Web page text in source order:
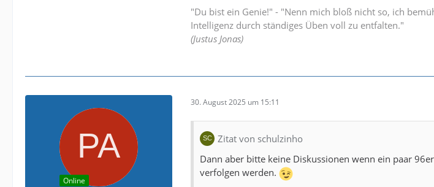
"Du bist ein Genie!" - "Nenn mich bloß nicht so, ich
Intelligenz durch ständiges Üben voll zu entfalten."
(Justus Jonas)
Online
30. August 2025 um 15:11
Zitat von schulzinho
Dann aber bitte keine Diskussionen wenn ein paar
verfolgen werden.